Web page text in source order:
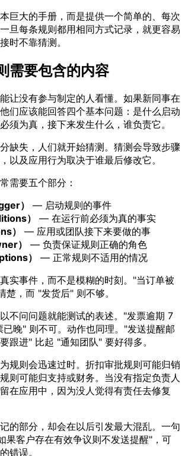
巨大的手册，而是提供一个简单的、每次
旦每条规则都用相同方式记录，就更容易
时不靠猜测。
需要包含的内容
让没有参与制定的人看懂。如果新同事在
们应该能回答四个基本问题：是什么启动
须为真，接下来发生什么，谁负责它。
缺失，人们就开始猜测。猜测会导致步骤
以及应用行为取决于谁最后修改它。
需要五个部分：
）
— 启动规则的事件
）
— 在运行前必须为真的事实
）
— 应用或团队接下来要做的事
）
— 负责保证规则正确的角色
）
— 正常规则不适用的情况
实事件，而不是模糊的时刻。"当订单被
楚，而 "发货后" 则不够。
不问问题就能测试的表述。"发票逾期 7
晚" 则不可。动作也同理。"发送提醒邮
跟进" 比起 "通知团队" 要好得多。
规则会迅速过时。折扣审批规则可能归销
则可能归支持或财务。当没有指定负责人
在应用中，因为没人觉得有责任去修复
的部分，却会在以后引发最大混乱。一句
果客户存在有效争议则不发送提醒"，可
错误。